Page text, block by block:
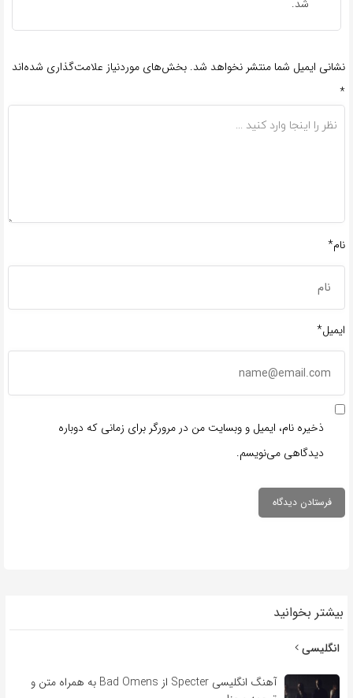
شد.
نشانی ایمیل شما منتشر نخواهد شد. بخش‌های موردنیاز علامت‌گذاری شده‌اند
*
نام*
ایمیل*
ذخیره نام، ایمیل و وبسایت من در مرورگر برای زمانی که دوباره
دیدگاهی می‌نویسم.
بیشتر بخوانید
انگلیسی
آهنگ انگلیسی Specter از Bad Omens به همراه متن و